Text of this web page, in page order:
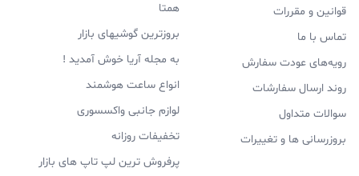
قوانین و مقررات
تماس با ما
رویه‌های عودت سفارش
روند ارسال سفارشات
سوالات متداول
بروزرسانی ها و تغییرات
همتا
بروزترین گوشیهای بازار
به مجله آریا خوش آمدید !
انواع ساعت هوشمند
لوازم جانبی واکسسوری
تخفیفات روزانه
پرفروش ترین لپ تاپ های بازار